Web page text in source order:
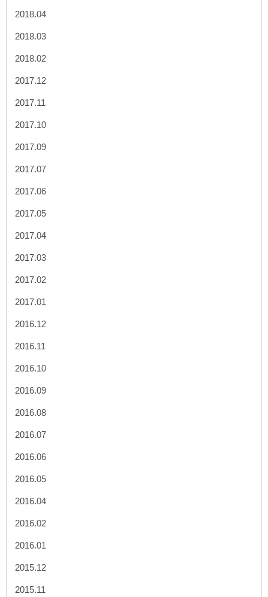
2018.04
2018.03
2018.02
2017.12
2017.11
2017.10
2017.09
2017.07
2017.06
2017.05
2017.04
2017.03
2017.02
2017.01
2016.12
2016.11
2016.10
2016.09
2016.08
2016.07
2016.06
2016.05
2016.04
2016.02
2016.01
2015.12
2015.11